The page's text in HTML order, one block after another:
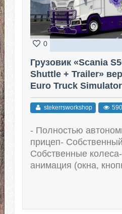
0
Грузовик «Scania
Shuttle + Trailer»
Euro Truck
1.53.x)
stekerrsworkshop 590
- Полностью
прицеп-
Собственные
анимация (окна,